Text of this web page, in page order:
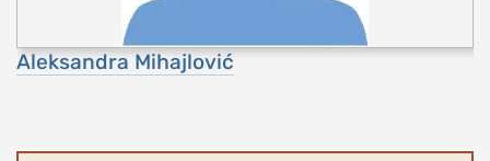
Aleksandra Mihajlović